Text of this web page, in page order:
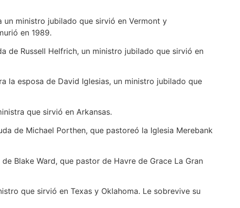
ministro jubilado que sirvió en Vermont y
en 1989.
de Russell Helfrich, un ministro jubilado que sirvió en
la esposa de David Iglesias, un ministro jubilado que
que sirvió en Arkansas.
de Michael Porthen, que pastoreó la Iglesia Merebank
Blake Ward, que pastor de Havre de Grace La Gran
que sirvió en Texas y Oklahoma. Le sobrevive su